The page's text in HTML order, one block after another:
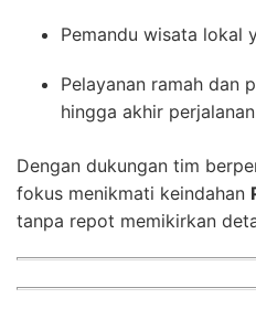
Pemandu wisata lokal
Pelayanan ramah dan
hingga akhir
Dengan dukungan tim
fokus menikmati keindahan
tanpa repot memikirkan